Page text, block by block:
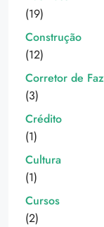
(19)
Construção
(12)
Corretor de
(3)
Crédito
(1)
Cultura
(1)
Cursos
(2)